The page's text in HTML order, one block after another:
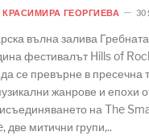
КРАСИМИРА ГЕОРГИЕВА 30
вълна залива
фестивалът Hills of
се превърне в пресечна
жанрове и епохи
на The
две митични групи,..